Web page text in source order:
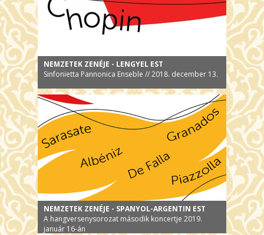
NEMZETEK ZENÉJE - LENGYEL EST
Sinfonietta Pannonica Enseble // 2018. december 13.
NEMZETEK ZENÉJE - SPANYOL-ARGENTIN EST
A hangversenysorozat második koncertje 2019.
január 16-án